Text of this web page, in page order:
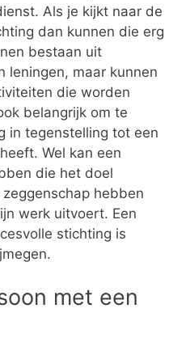
Als je kijkt naar de
dan kunnen die erg
bestaan uit
leningen, maar kunnen
die worden
belangrijk om te
in tegenstelling tot een
Wel kan een
die het doel
hebben
werk uitvoert. Een
stichting is
met een